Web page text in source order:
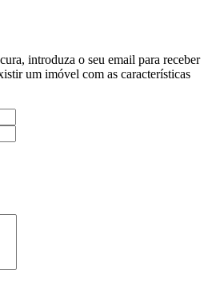
introduza o seu email para receber
um imóvel com as características